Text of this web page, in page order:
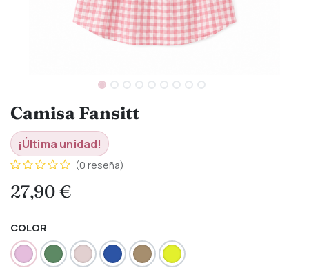
Camisa Fansitt
¡Última unidad!
(0 reseña)
27,90€
COLOR